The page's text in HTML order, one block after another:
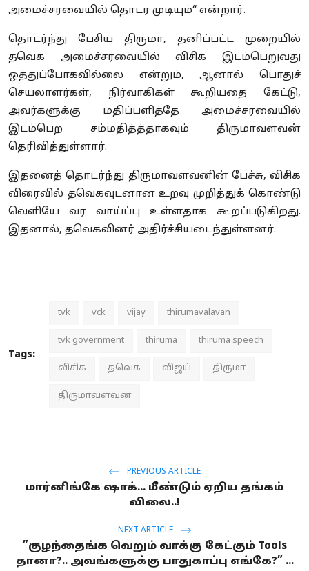
அமைச்சரவையில் தொடர முடியும்“ என்றார்.
தொடர்ந்து பேசிய திருமா, தனிப்பட்ட முறையில்
தவெக அமைச்சரவையில் விசிக இடம்பெறுவது
ஒத்துப்போகவில்லை என்றும், ஆனால் பொதுச்
செயலாளர்கள், நிர்வாகிகள் கூறியதை கேட்டு,
அவர்களுக்கு மதிப்பளித்தே அமைச்சரவையில்
இடம்பெற சம்மதித்த்தாகவும் திருமாவளவன்
தெரிவித்துள்ளார்.
இதனைத் தொடர்ந்து திருமாவளவனின் பேச்சு, விசிக
விரைவில் தவெகவுடனானஉறவு முறித்துக் கொண்டு
வெளியே வர வாய்ப்பு உள்ளதாக கூறப்படுகிறது.
இதனால், தவெகவினர் அதிர்ச்சியடைந்துள்ளனர்.
Tags:
tvk vck vijay thirumavalavan
tvk government thiruma thiruma speech
விசிக தவெக விஜய் திருமா
திருமாவளவன்
PREVIOUS ARTICLE
மார்னிங்கே ஷாக்... மீண்டும் ஏறிய தங்கம்
விலை..!
NEXT ARTICLE
”குழந்தைங்க வெறும் வாக்கு கேட்கும் Tools
தானா?.. அவங்களுக்கு பாதுகாப்பு எங்கே?” ...